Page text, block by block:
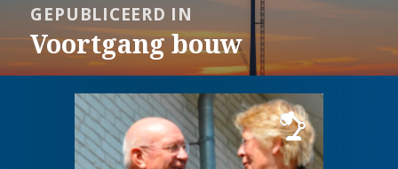
navigatieGEPUBLICEERD IN
Voortgang bouw